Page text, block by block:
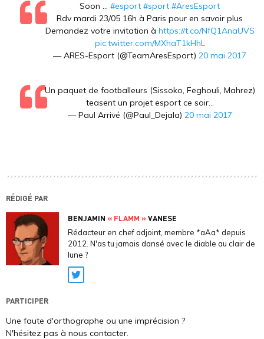
Soon ... #esport #sport #AresEsport
Rdv mardi 23/05 16h à Paris pour en savoir plus
Demandez votre invitation à https://t.co/NfQ1AnaUVS
pic.twitter.com/MXhaT1kHhL
— ARES-Esport (@TeamAresEsport) 20 mai 2017
Un paquet de footballeurs (Sissoko, Feghouli, Mahrez)
teasent un projet esport ce soir...
— Paul Arrivé (@Paul_Dejala) 20 mai 2017
RÉDIGÉ PAR
BENJAMIN « FLAMM »VANESE
Rédacteur en chef adjoint, membre *aAa* depuis
2012. N'as tu jamais dansé avec le diable au clair de
lune ?
Twitter
PARTICIPER
Une faute d'orthographe ou une imprécision ?
N'hésitez pas à nous contacter.